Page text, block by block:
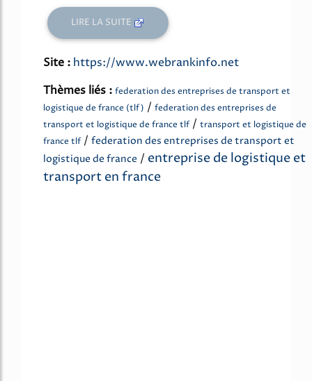
LIRE LA SUITE
Site : https://www.webrankinfo.net
Thèmes liés : federation des entreprises de transport et
logistique de france (tlf) / federation des entreprises de
transport et logistique de france tlf/ transport et logistique de
france tlf/ federation des entreprises de transport et
logistique de france / entreprise de logistique et
transport en france